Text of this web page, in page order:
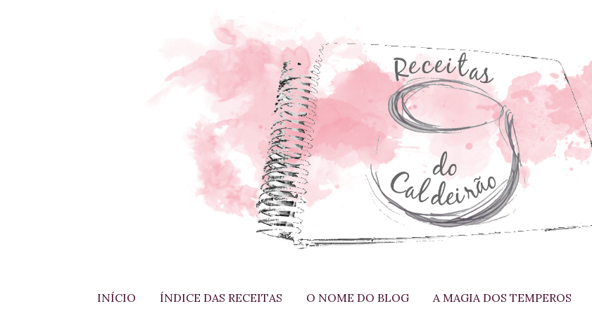
INÍCIO ÍNDICE DAS RECEITAS O NOME DO BLOG A MAGIA DOS TEMPEROS